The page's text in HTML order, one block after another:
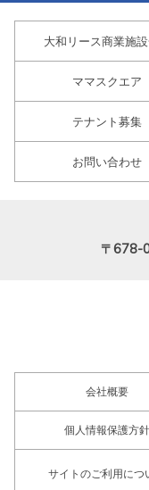
大和リース商業施
ママスクエア
テナント募集
お問い合わせ
〒678-
会社概要
個人情報保護方針
サイトのご利用につ